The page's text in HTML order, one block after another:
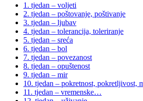
1. tjedan – voljeti
2. tjedan – poštovanje, poštivanje
3. tjedan – ljubav
4. tjedan – tolerancija, toleriranje
5. tjedan – sreća
6. tjedan – bol
7. tjedan – povezanost
8. tjedan – opuštenost
9. tjedan – mir
10. tjedan – pokretnost, pokretljivost,
11. tjedan – vremenske…